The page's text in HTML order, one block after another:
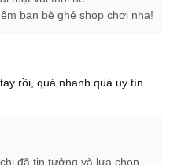
S26 mới nhất 2026
20.399.000 ₫
bạn bè ghé shop chơi nha!
rồi, quá nhanh quá uy tín
đã tin tưởng và lựa chọn